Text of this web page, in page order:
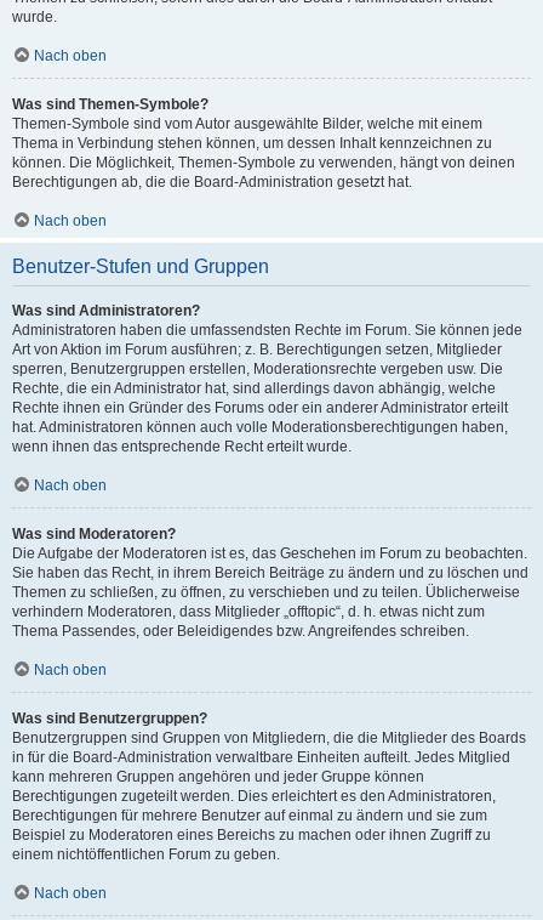
wurde.
Nach oben
Was sind Themen-Symbole?
Themen-Symbole sind vom Autor ausgewählte Bilder, welche mit einem
Thema in Verbindung stehen können, um dessen Inhalt kennzeichnen zu
können. Die Möglichkeit, Themen-Symbole zu verwenden, hängt von deinen
Berechtigungen ab, die die Board-Administration gesetzt hat.
Nach oben
Benutzer-Stufen und Gruppen
Was sind Administratoren?
Administratoren haben die umfassendsten Rechte im Forum. Sie können jede
Art von Aktion im Forum ausführen; z. B. Berechtigungen setzen, Mitglieder
sperren, Benutzergruppen erstellen, Moderationsrechte vergeben usw. Die
Rechte, die ein Administrator hat, sind allerdings davon abhängig, welche
Rechte ihnen ein Gründer des Forums oder ein anderer Administrator erteilt
hat. Administratoren können auch volle Moderationsberechtigungen haben,
wenn ihnen das entsprechende Recht erteilt wurde.
Nach oben
Was sind Moderatoren?
Die Aufgabe der Moderatoren ist es, das Geschehen im Forum zu beobachten.
Sie haben das Recht, in ihrem Bereich Beiträge zu ändern und zu löschen und
Themen zu schließen, zu öffnen, zu verschieben und zu teilen. Üblicherweise
verhindern Moderatoren, dass Mitglieder „offtopic“, d. h. etwas nicht zum
Thema Passendes, oder Beleidigendes bzw. Angreifendes schreiben.
Nach oben
Was sind Benutzergruppen?
Benutzergruppen sind Gruppen von Mitgliedern, die die Mitglieder des Boards
in für die Board-Administration verwaltbare Einheiten aufteilt. Jedes Mitglied
kann mehreren Gruppen angehören und jeder Gruppe können
Berechtigungen zugeteilt werden. Dies erleichtert es den Administratoren,
Berechtigungen für mehrere Benutzer auf einmal zu ändern und sie zum
Beispiel zu Moderatoren eines Bereichs zu machen oder ihnen Zugriff zu
einem nichtöffentlichen Forum zu geben.
Nach oben